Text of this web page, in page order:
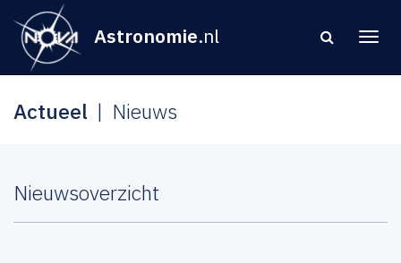
Astronomie.nl
Actueel Nieuws
Nieuwsoverzicht